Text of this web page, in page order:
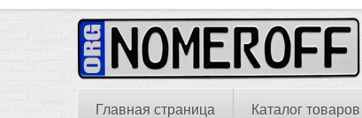
Главная страница Каталог товаров